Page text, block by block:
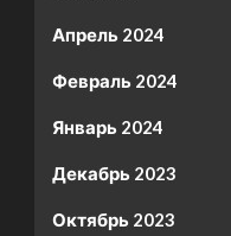
Апрель 2024
Февраль 2024
Январь 2024
Декабрь 2023
Октябрь 2023